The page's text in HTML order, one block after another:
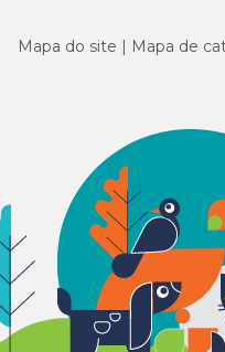
Mapa do site Mapa de